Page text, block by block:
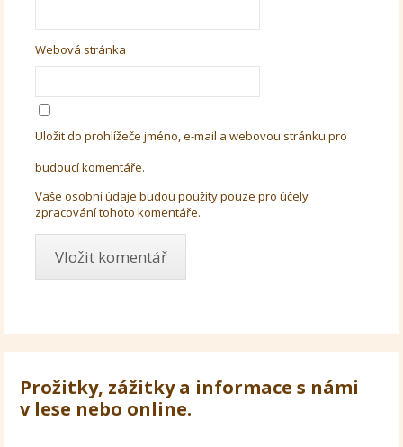
Webová stránka
Uložit do prohlížeče jméno, e-mail a webovou stránku pro
budoucí komentáře.
Vaše osobní údaje budou použity pouze pro účely
zpracování tohoto komentáře.
Prožitky, zážitky a informace s námi
v lese nebo online.